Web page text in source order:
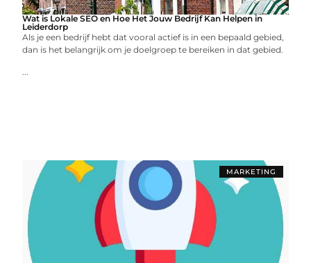
Wat is Lokale SEO en Hoe Het Jouw Bedrijf Kan Helpen in
Leiderdorp
Als je een bedrijf hebt dat vooral actief is in een bepaald gebied,
dan is het belangrijk om je doelgroep te bereiken in dat gebied.
...
MARKETING